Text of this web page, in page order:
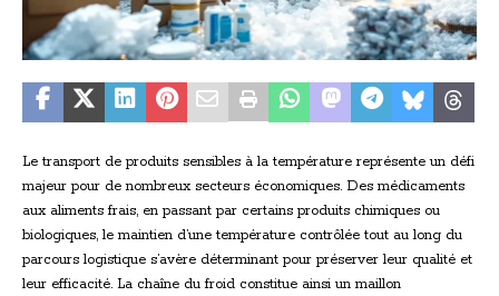
Le transport de produits sensibles à la température représente un défi
majeur pour de nombreux secteurs économiques. Des médicaments
aux aliments frais, en passant par certains produits chimiques ou
biologiques, le maintien d’une température contrôlée tout au long du
parcours logistique s’avère déterminant pour préserver leur qualité et
leur efficacité. La chaîne du froid constitue ainsi un maillon